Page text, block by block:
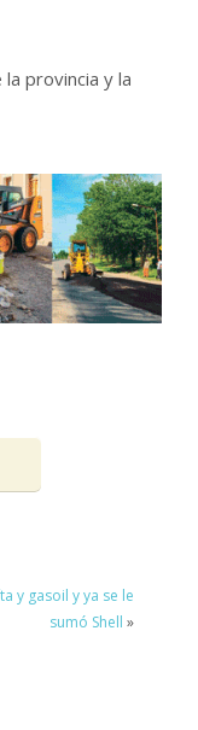
provincia y la
y gasoil y ya se le
sumó Shell »